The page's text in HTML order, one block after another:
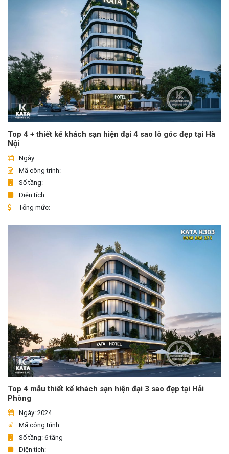
Top 4 + thiết kế khách sạn hiện đại 4 sao lô góc đẹp tại Hà
Nội
Ngày:
Mã công trình:
Số tầng:
Diện tích:
Tổng mức:
Top 4 mẫu thiết kế khách sạn hiện đại 3 sao đẹp tại Hải
Phòng
Ngày: 2024
Mã công trình:
Số tầng: 6 tầng
Diện tích: